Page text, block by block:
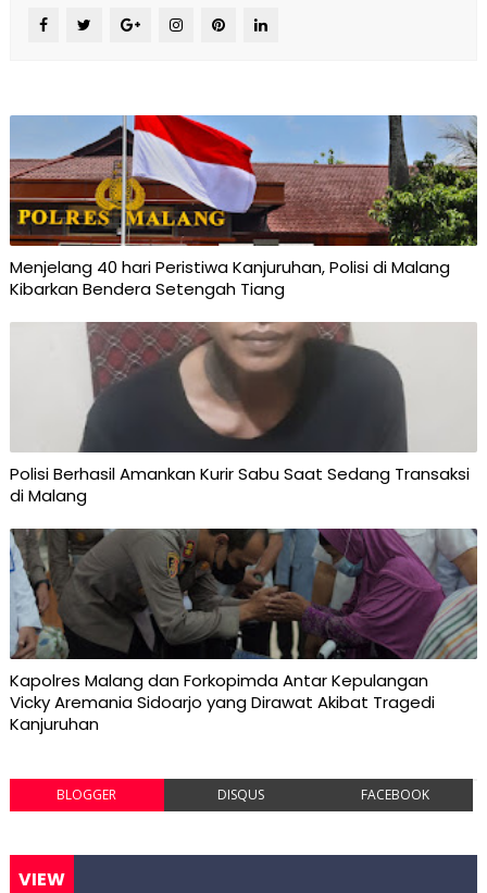
Menjelang 40 hari Peristiwa Kanjuruhan, Polisi di Malang
Kibarkan Bendera Setengah Tiang
Polisi Berhasil Amankan Kurir Sabu Saat Sedang Transaksi
di Malang
Kapolres Malang dan Forkopimda Antar Kepulangan
Vicky Aremania Sidoarjo yang Dirawat Akibat Tragedi
Kanjuruhan
BLOGGER DISQUS FACEBOOK
VIEW